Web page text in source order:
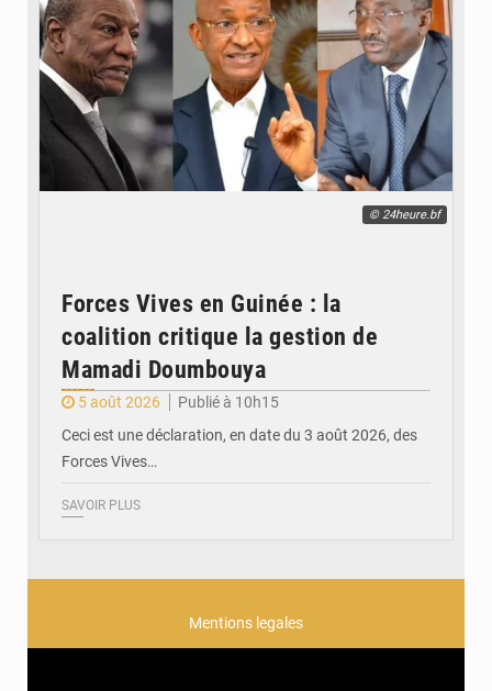
© 24heure.bf
Forces Vives en Guinée : la
coalition critique la gestion de
Mamadi Doumbouya
5 août 2026
Publié à 10h15
Ceci est une déclaration, en date du 3 août 2026, des
Forces Vives…
SAVOIR PLUS
Mentions legales